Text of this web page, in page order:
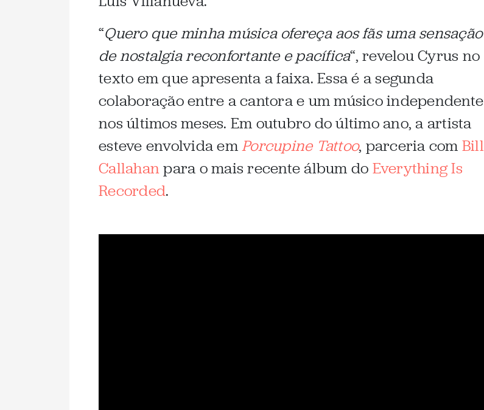
“Quero que minha música ofereça aos fãs uma sensação
de nostalgia reconfortante e pacífica“, revelou Cyrus no
texto em que apresenta a faixa. Essa é a segunda
colaboração entre a cantora e um músico independente
nos últimos meses. Em outubro do último ano, a artista
esteve envolvida emPorcupine Tattoo, parceria com Bill
Callahanpara o mais recente álbum do Everything Is
Recorded.